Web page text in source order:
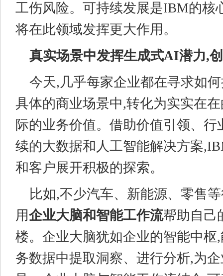
工伤风险。可持续发展是IBM的核
将在此领域发挥更大作用。
真实场景中发挥生成式AI潜力,
今天,几乎每家企业都在寻求如
具体的商业场景中,转化为实实在
际的业务价值。借助价值引领、行
续的大数据和人工智能解决方案
和客户展开积极的探索。
比如,不少汽车、新能源、零售
用企业大脑和智能工作流帮助自己
楼。企业大脑犹如企业的智能中枢
务数据中提取洞察、进行分析,为